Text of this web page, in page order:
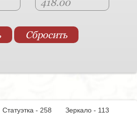
Статуэтка - 258
Зеркало - 113